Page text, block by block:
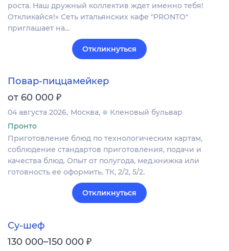
роста. Наш дружный коллектив ждет именно тебя!
Откликайся!» Сеть итальянских кафе "PRONTO"
приглашает на…
Откликнуться
Повар-пиццамейкер
от 60 000 ₽
04 августа 2026 Москва
Кленовый бульвар
Пронто
Приготовление блюд по технологическим картам,
соблюдение стандартов приготовления, подачи и
качества блюд. Опыт от полугода, мед.книжка или
готовность ее оформить. ТК, 2/2, 5/2.
Откликнуться
Су-шеф
130 000–150 000 ₽